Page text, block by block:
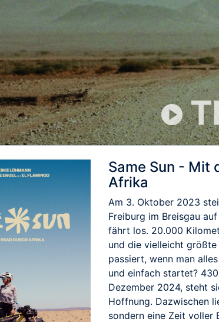
Same Sun - Mit
Afrika
Am 3. Oktober 2023
Freiburg im Breisgau
fährt los. 20.000
und die vielleicht größte
passiert, wenn man
und einfach startet?
Dezember 2024, steht
Hoffnung. Dazwischen
sondern eine Zeit voller